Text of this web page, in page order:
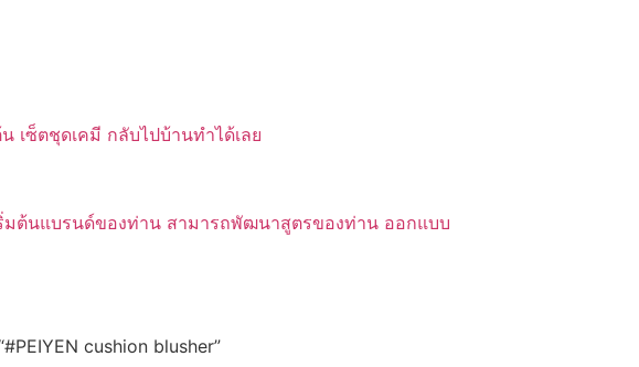
เซ็ตชุดเคมี กลับไปบ้านทำได้เลย
ริ่มต้นแบรนด์ของท่าน สามารถพัฒนาสูตรของท่าน ออกแบบ
cushion blusher”